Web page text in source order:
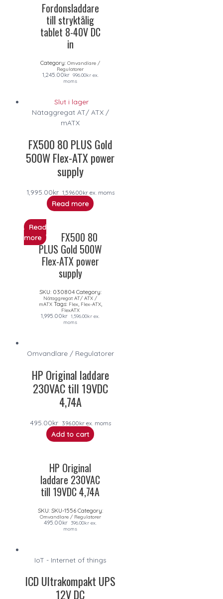
Fordonsladdare
till stryktålig
tablet 8-40V DC
in
Category: Omvandlare /
Regulatorer
1,245.00kr 996.00krex.
moms
Slut i lager
Nätaggregat AT/ ATX /
mATX
FX500 80 PLUS Gold
500W Flex-ATX power
supply
1,995.00kr 1,596.00krex. moms
Read more
Read
more
FX500 80
PLUS Gold 500W
Flex-ATX power
supply
SKU: 030804 Category:
Nätaggregat AT/ ATX /
mATX Tags: Flex, Flex-ATX,
FlexATX
1,995.00kr 1,596.00kr ex.
moms
Omvandlare / Regulatorer
HP Original laddare
230VAC till 19VDC
4,74A
495.00kr 396.00krex. moms
Add to cart
HP Original
laddare 230VAC
till 19VDC 4,74A
SKU: SKU-1556 Category:
Omvandlare / Regulatorer
495.00kr 396.00kr ex.
moms
IoT - Internet of things
ICD Ultrakompakt UPS
12V DC